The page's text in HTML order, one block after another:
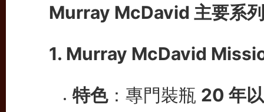
Murray McDavid 主要系
1. Murray McDavid
特色：專門裝瓶 20 年